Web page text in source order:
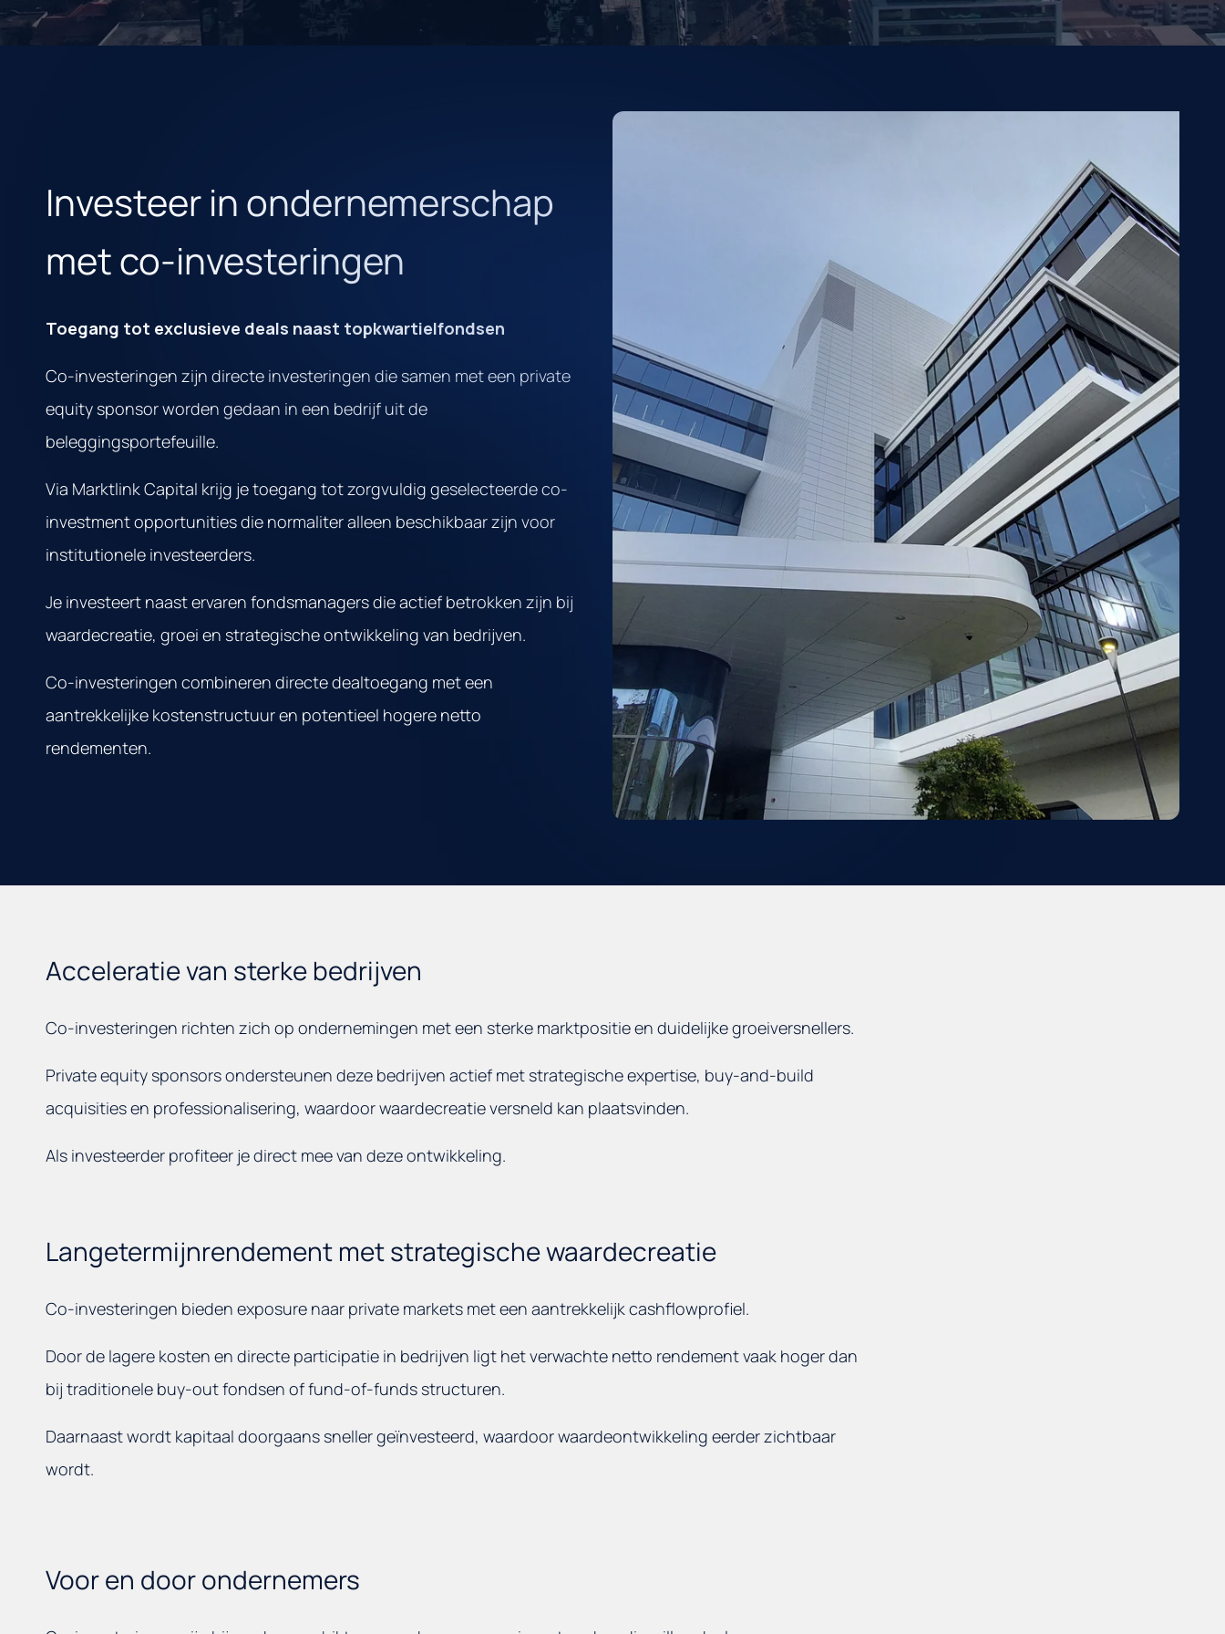
Investeer in ondernemerschap
met co-investeringen
Toegang tot exclusieve deals naast topkwartielfondsen
Co-investeringen zijn directe investeringen die samen met een private
equity sponsor worden gedaan in een bedrijf uit de
beleggingsportefeuille.
Via Marktlink Capital krijg je toegang tot zorgvuldig geselecteerde co-
investment opportunities die normaliter alleen beschikbaar zijn voor
institutionele investeerders.
Je investeert naast ervaren fondsmanagers die actief betrokken zijn bij
waardecreatie, groei en strategische ontwikkeling van bedrijven.
Co-investeringen combineren directe dealtoegang met een
aantrekkelijke kostenstructuur en potentieel hogere netto
rendementen.
Acceleratie van sterke bedrijven
Co-investeringen richten zich op ondernemingen met een sterke marktpositie en duidelijke groeiversnellers.
Private equity sponsors ondersteunen deze bedrijven actief met strategische expertise, buy-and-build
acquisities en professionalisering, waardoor waardecreatie versneld kan plaatsvinden.
Als investeerder profiteer je direct mee van deze ontwikkeling.
Langetermijnrendement met strategische waardecreatie
Co-investeringen bieden exposure naar private markets met een aantrekkelijk cashflowprofiel.
Door de lagere kosten en directe participatie in bedrijven ligt het verwachte netto rendement vaak hoger dan
bij traditionele buy-out fondsen of fund-of-funds structuren.
Daarnaast wordt kapitaal doorgaans sneller geïnvesteerd, waardoor waardeontwikkeling eerder zichtbaar
wordt.
Voor en door ondernemers